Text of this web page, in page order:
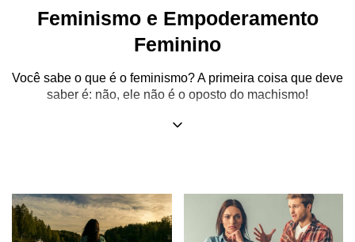
Feminismo e Empoderamento
Feminino
Você sabe o que é o feminismo? A primeira coisa que deve
saber é: não, ele não é o oposto do machismo!
Feminismo é um movimento libertador e que não visa
têm como objetivos comuns os direitos iguais para homens
e mulheres, uma vivência humana por meio do
empoderamento feminino e da libertação de padrões